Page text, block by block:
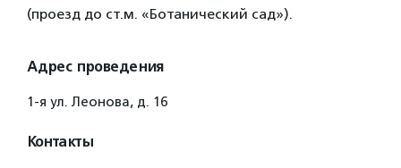
(проезд до ст.м. «Ботанический сад»).
Адрес проведения
1-я ул. Леонова, д. 16
Контакты